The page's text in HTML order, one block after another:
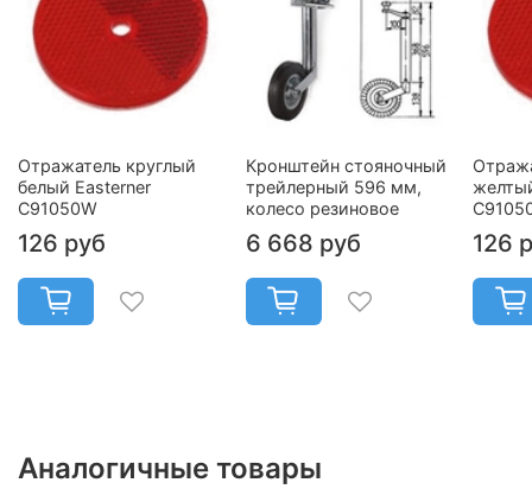
Отражатель круглый
белый Easterner
C91050W
126 руб
Кронштейн стояночный
трейлерный 596 мм,
колесо резиновое
6 668 руб 126
Аналогичные товары